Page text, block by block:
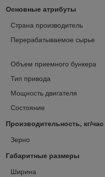
Основные атрибуты
Страна производитель
Перерабатываемое сырье
Объем приемного бункера
Тип привода
Мощность двигателя
Состояние
Производительность, кг/час
Зерно
Габаритные размеры
Ширина